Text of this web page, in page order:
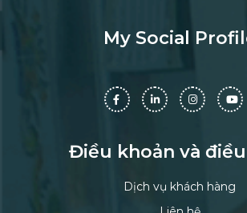
My Social
Điều khoản và
Dịch vụ khách hàng